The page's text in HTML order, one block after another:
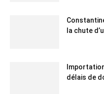
la chute
délais de